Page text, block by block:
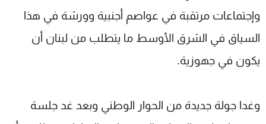
وإجتماعات مرتقبة في عواصم أجنبية وورشة في هذا
السياق في الشرق الأوسط ما يتطلب من لبنان أن
يكون في جهوزية.
وغدا جولة جديدة من الحوار الوطني وبعد غد جلسة